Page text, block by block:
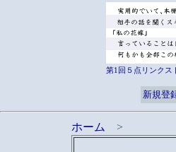
第1回５点リンクス
新規登
ホーム >